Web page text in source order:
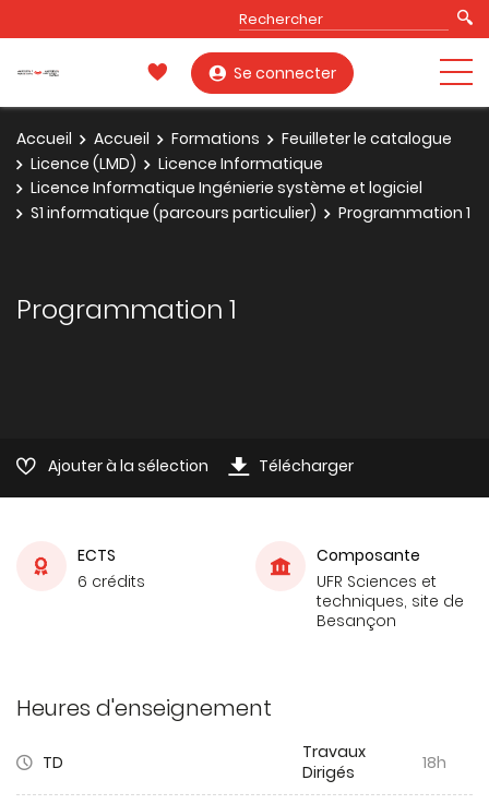
Se connecter
Accueil Accueil Formations
Feuilleter le catalogue
Licence (LMD)
Licence Informatique
Licence Informatique Ingénierie système et logiciel
S1 informatique (parcours particulier)
Programmation 1
Programmation 1
Ajouter à la sélection Télécharger
ECTS
6 crédits
Composante
UFR Sciences et
techniques, site de
Besançon
Heures d'enseignement
TD
Travaux
Dirigés
18h